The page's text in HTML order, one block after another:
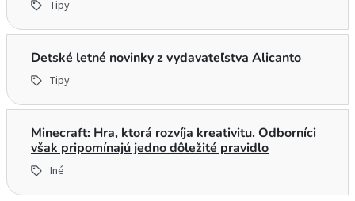
Tipy
Detské letné novinky z vydavateľstva Alicanto
Tipy
Minecraft: Hra, ktorá rozvíja kreativitu. Odborníci
však pripomínajú jedno dôležité pravidlo
Iné